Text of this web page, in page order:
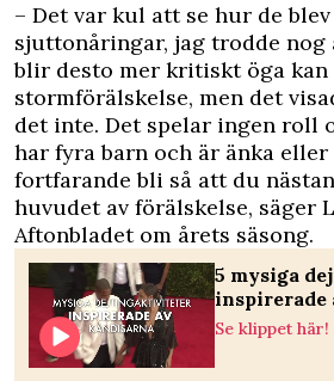
– Det var kul att se hur de
sjuttonåringar, jag trodde nog
blir desto mer kritiskt öga kan
stormförälskelse, men det
det inte. Det spelar ingen roll
har fyra barn och är änka eller
fortfarande bli så att du
huvudet av förälskelse, säger
Aftonbladetom årets säsong.
5 mysiga
inspirerade
Se klippet här!